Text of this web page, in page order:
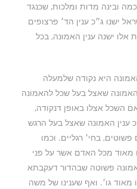
ובינה מדות ומלכות, שכנגד
ישנו ג״כ ענין הד׳ פרצופים
אלו ישנה ענין האמונה, בכל
היא נקודה שלמעלה
שאצל בעל שכל להאמונה
השכל אצלו באופן דנקודה,
ענין האמונה שאצל בעל הרגש
בחי׳ רגליים. וכמו
מאוד מכל האדם אשר על פני
פשוטה שבהדור דעקבתא
גו׳. ואף שענינו של משה